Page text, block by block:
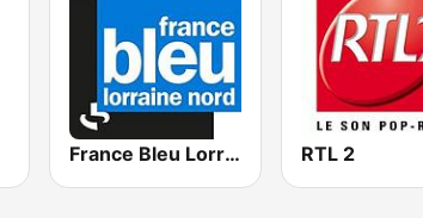
France Bleu Lorraine Nord RTL 2